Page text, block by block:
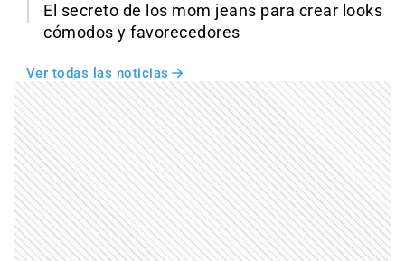
El secreto de los mom jeans para crear looks
cómodos y favorecedores
Ver todas las noticias